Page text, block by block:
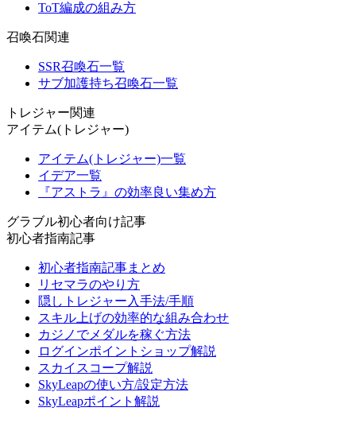
ToT編成の組み方
召喚石関連
SSR召喚石一覧
サブ加護持ち召喚石一覧
トレジャー関連
アイテム(トレジャー)
アイテム(トレジャー)一覧
イデア一覧
『アストラ』の効率良い集め方
グラブル初心者向け記事
初心者指南記事
初心者指南記事まとめ
リセマラのやり方
隠しトレジャー入手法/手順
スキル上げの効率的な組み合わせ
カジノでメダルを稼ぐ方法
ログインポイントショップ解説
スカイスコープ解説
SkyLeapの使い方/設定方法
SkyLeapポイント解説